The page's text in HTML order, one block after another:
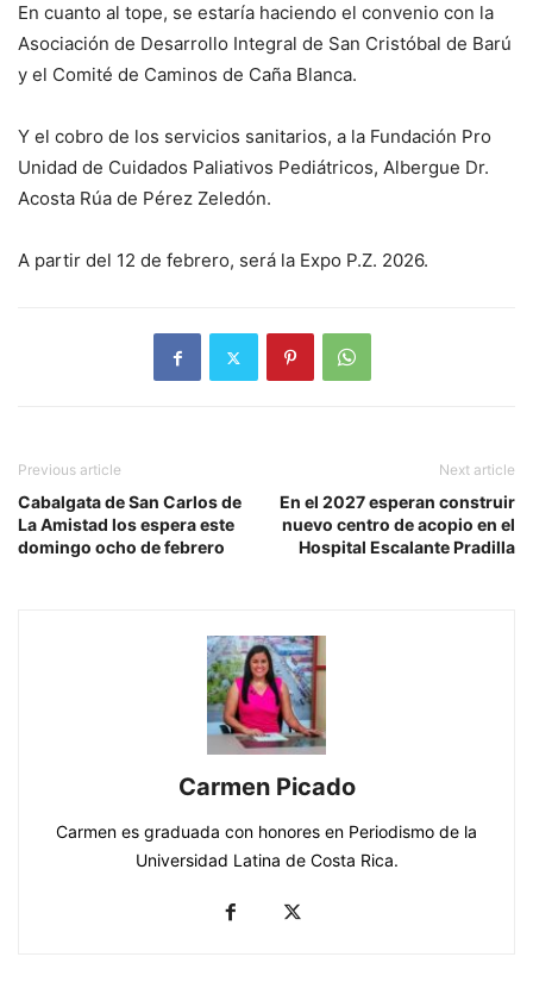
En cuanto al tope, se estaría haciendo el convenio con la
Asociación de Desarrollo Integral de San Cristóbal de Barú
y el Comité de Caminos de Caña Blanca.
Y el cobro de los servicios sanitarios, a la Fundación Pro
Unidad de Cuidados Paliativos Pediátricos, Albergue Dr.
Acosta Rúa de Pérez Zeledón.
A partir del 12 de febrero, será la Expo P.Z. 2026.
Previous article
Cabalgata de San Carlos de
La Amistad los espera este
domingo ocho de febrero
Next article
En el 2027 esperan construir
nuevo centro de acopio en el
Hospital Escalante Pradilla
Carmen Picado
Carmen es graduada con honores en Periodismo de la
Universidad Latina de Costa Rica.